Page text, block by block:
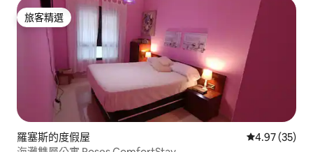
旅客精選
旅客精選
羅塞斯的度假屋 從 35 則評價
4.97 (35)